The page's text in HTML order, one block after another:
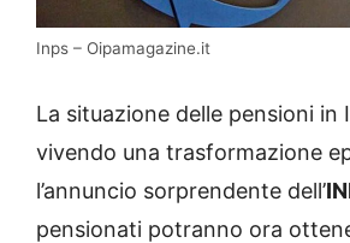
Inps – Oipamagazine.it
La situazione delle pensioni in
vivendo una trasformazione
l’annuncio sorprendente dell’
pensionati potranno ora